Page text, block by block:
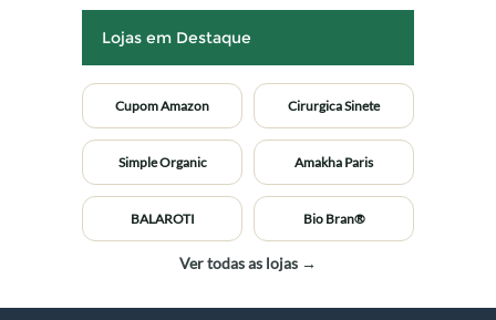
Lojas em Destaque
Cupom Amazon Cirurgica Sinete
Simple Organic Amakha Paris
BALAROTI Bio Bran®
Ver todas as lojas →